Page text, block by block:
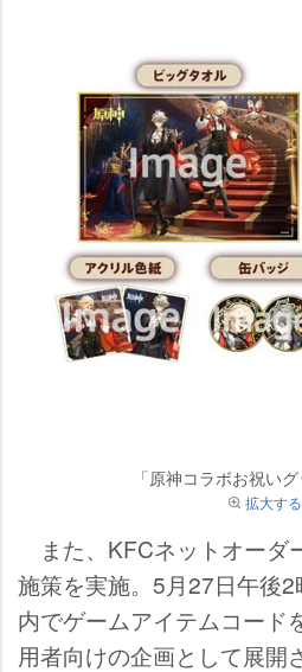
「原神コラボお祝い
拡大する
また、KFCネットオーダ
施策を実施。5月27日午後2
内でゲームアイテムコード
用者向けの企画として展開